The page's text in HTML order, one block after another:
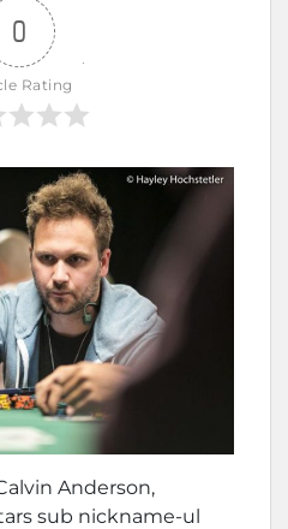
0
Rating
Anderson,
sub nickname-ul